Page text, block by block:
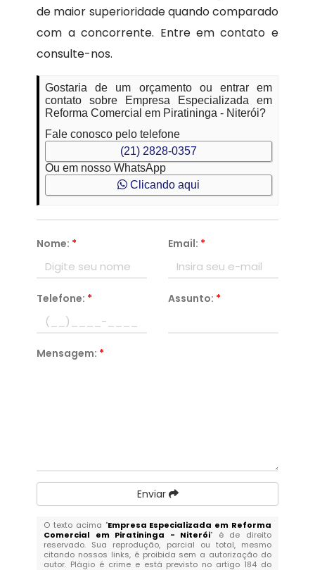
de maior superioridade quando comparado
com a concorrente. Entre em contato e
consulte-nos.
Gostaria de um orçamento ou entrar em
contato sobre Empresa Especializada em
Reforma Comercial em Piratininga - Niterói?
Fale conosco pelo telefone
(21) 2828-0357
Ou em nosso WhatsApp
Clicando aqui
Nome: * Email: *
Telefone: * Assunto: *
Mensagem: *
Enviar
O texto acima "Empresa Especializada em Reforma
Comercial em Piratininga - Niterói" é de direito
reservado. Sua reprodução, parcial ou total, mesmo
citando nossos links, é proibida sem a autorização do
autor. Plágio é crime e está previsto no artigo 184 do